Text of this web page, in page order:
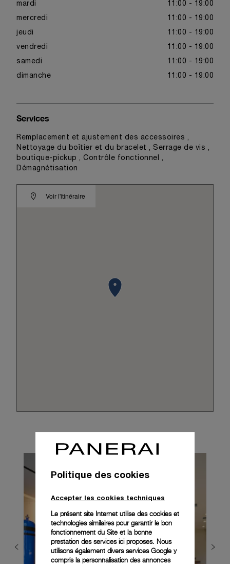
mardi 11:00 - 19:00
mercredi 11:00 - 19:00
jeudi 11:00 - 19:00
vendredi 11:00 - 19:00
samedi 11:00 - 19:00
dimanche 11:00 - 19:00
Voir l'itinéraire
Services
Remplacement et ajustement des accessoires ,
Nettoyage du boîtier et du bracelet , Serrage de vis ,
boutique-pickup , Contrôle fonctionnel ,
Démagnétisation
Politique des cookies
Accepter les cookies techniques
Le présent site Internet utilise des cookies et
technologies similaires pour garantir le bon
fonctionnement du Site et la bonne
prestation des services ici proposes. Nous
utilisons également divers services Google y
compris la personnalisation des annonces